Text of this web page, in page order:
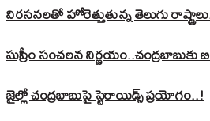
నిరసనలతో హోరెత్తుతున్న తెలుగు
సుప్రీం సంచలన నిర్ణయం..చంద్రబాబుకు
జైల్లో చంద్రబాబుపై స్టెరాయిడ్స్ ప్రయోగం..!